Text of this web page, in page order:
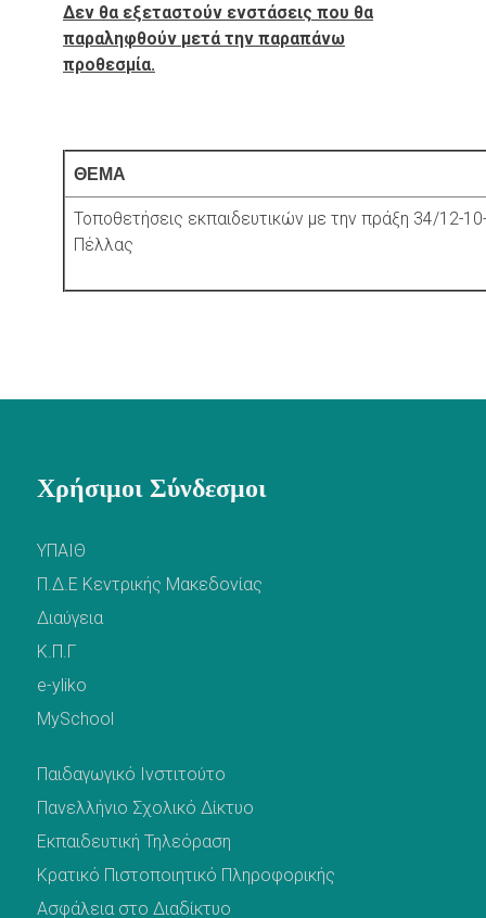
Δεν θα εξεταστούν ενστάσεις που θα
παραληφθούν μετά την παραπάνω
προθεσμία.
ΘΕΜΑ
Τοποθετήσεις εκπαιδευτικών με την πράξη 34/12-
Πέλλας
Χρήσιμοι Σύνδεσμοι
ΥΠΑΙΘ
Π.Δ.Ε Κεντρικής Μακεδονίας
Διαύγεια
Κ.Π.Γ
e-yliko
MySchool
Παιδαγωγικό Ινστιτούτο
Πανελλήνιο Σχολικό Δίκτυο
Εκπαιδευτική Τηλεόραση
Κρατικό Πιστοποιητικό Πληροφορικής
Ασφάλεια στο Διαδίκτυο